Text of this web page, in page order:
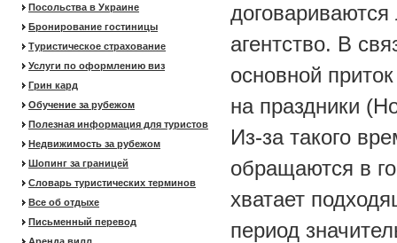
Посольства в Украине
Бронирование гостиницы
Туристическое страхование
Услуги по оформлению виз
Грин кард
Обучение за рубежом
Полезная информация для туристов
Недвижимость за рубежом
Шопинг за границей
Словарь туристических терминов
Все об отдыхе
Письменный перевод
агентство. В
основной
на праздники
Из-за такого
обращаются в
хватает
период